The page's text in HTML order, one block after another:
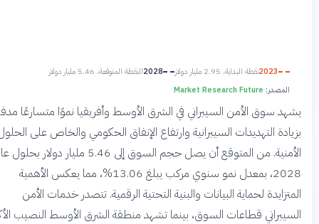
2023 نقطة البداية، 2.95 مليار دولار 2028 النقطة المتوقعة، 5.46 مليار دولار
Market Research Future
سوق الأمن السيبراني في الشرق الأوسط وأفريقيا نموًا متسارعًا مدفوعًا
التهديدات السيبرانية وارتفاع الإنفاق الحكومي والخاص على الحلول
الأمنية. من المتوقع أن يصل حجم السوق إلى 5.46 مليار دولار بحلول عام
2028، بمعدل نمو سنوي مركب يبلغ 13.06%، مما يعكس الأهمية
لحماية البيانات والبنية التحتية الرقمية. تتصدر خدمات الأمن
قطاعات السوق، بينما تشهد منطقة الشرق الأوسط النصيب الأكبر